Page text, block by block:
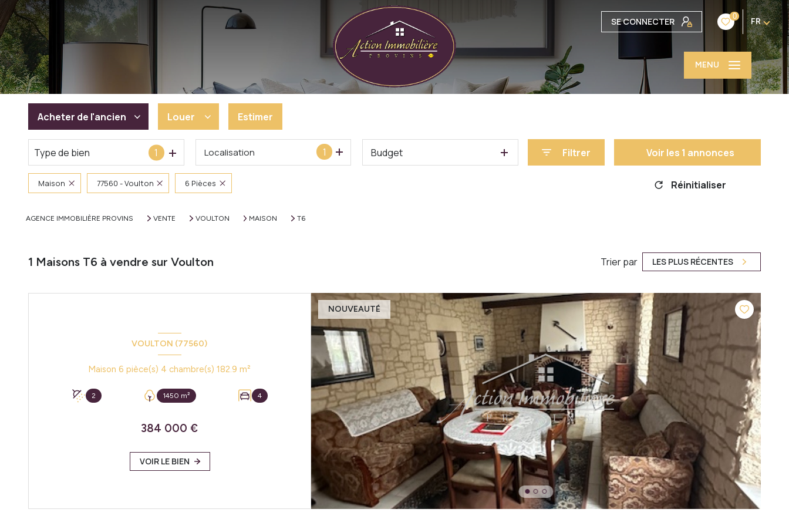
SE CONNECTER 0
FR
MENU
Acheter de l'ancien
De l'ancien
De l'immo pro
Louer
à l'année
Estimer
Type de bien 1 1
Localisation Budget Filtrer Voir les 1 annonces
Maison 77560 - Voulton 6 Pièces Réinitialiser
AGENCE IMMOBILIÈRE PROVINS VENTE VOULTON MAISON T6
1 Maisons T6 à vendre sur Voulton Trier par LES PLUS RÉCENTES
NOUVEAUTÉ
VOULTON (77560)
Maison 6 pièce(s) 4 chambre(s) 182.9 m²
2 1450 m² 4
384 000 €
VOIR LE BIEN